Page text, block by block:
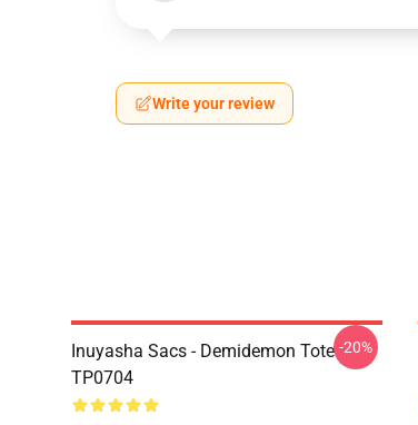
Write your review
Inuyasha Sacs - Demidemon Tote
TP0704
-20%